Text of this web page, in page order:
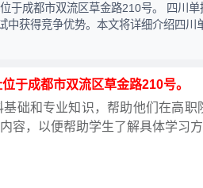
于成都市双流区草金路210号。 四川
获得竞争优势。本文将详细介绍四川
于成都市双流区草金路210号。
础和专业知识，帮助他们在高
容，以便帮助学生了解具体学习方